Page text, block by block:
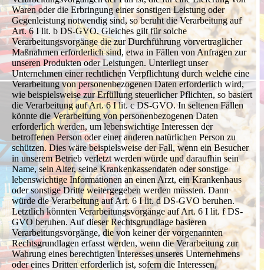
Waren oder die Erbringung einer sonstigen Leistung oder
Gegenleistung notwendig sind, so beruht die Verarbeitung auf
Art. 6 I lit. b DS-GVO. Gleiches gilt für solche
Verarbeitungsvorgänge die zur Durchführung vorvertraglicher
Maßnahmen erforderlich sind, etwa in Fällen von Anfragen zur
unseren Produkten oder Leistungen. Unterliegt unser
Unternehmen einer rechtlichen Verpflichtung durch welche eine
Verarbeitung von personenbezogenen Daten erforderlich wird,
wie beispielsweise zur Erfüllung steuerlicher Pflichten, so basiert
die Verarbeitung auf Art. 6 I lit. c DS-GVO. In seltenen Fällen
könnte die Verarbeitung von personenbezogenen Daten
erforderlich werden, um lebenswichtige Interessen der
betroffenen Person oder einer anderen natürlichen Person zu
schützen. Dies wäre beispielsweise der Fall, wenn ein Besucher
in unserem Betrieb verletzt werden würde und daraufhin sein
Name, sein Alter, seine Krankenkassendaten oder sonstige
lebenswichtige Informationen an einen Arzt, ein Krankenhaus
oder sonstige Dritte weitergegeben werden müssten. Dann
würde die Verarbeitung auf Art. 6 I lit. d DS-GVO beruhen.
Letztlich könnten Verarbeitungsvorgänge auf Art. 6 I lit. f DS-
GVO beruhen. Auf dieser Rechtsgrundlage basieren
Verarbeitungsvorgänge, die von keiner der vorgenannten
Rechtsgrundlagen erfasst werden, wenn die Verarbeitung zur
Wahrung eines berechtigten Interesses unseres Unternehmens
oder eines Dritten erforderlich ist, sofern die Interessen,